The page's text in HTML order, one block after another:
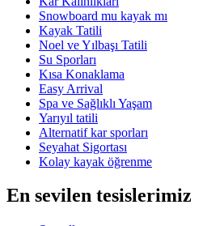
Snowboard mu kayak mı
Kayak Tatili
Noel ve Yılbaşı Tatili
Su Sporları
Kısa Konaklama
Easy Arrival
Spa ve Sağlıklı Yaşam
Yarıyıl tatili
Alternatif kar sporları
Seyahat Sigortası
Kolay kayak öğrenme
En sevilen tesislerimiz